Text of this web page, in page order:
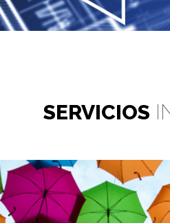
SERVICIOS